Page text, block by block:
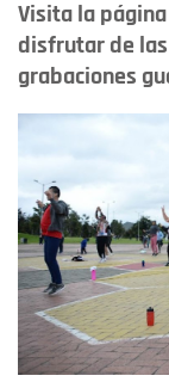
Visita la
disfrutar de las
grabaciones